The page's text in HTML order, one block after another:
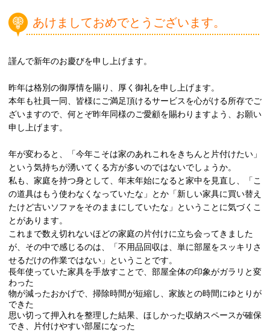
あけましておめでとうございます。
謹んで新年のお慶びを申し上げます。
昨年は格別の御厚情を賜り、厚く御礼を申し上げます。
本年も社員一同、皆様にご満足頂けるサービスを心がける所存でご
ざいますので、何とぞ昨年同様のご愛顧を賜わりますよう、お願い
申し上げます。
年が変わると、「今年こそは家のあれこれをきちんと片付けたい」
という気持ちが湧いてくる方が多いのではないでしょうか。
私も、家庭を持つ身として、年末年始になると家中を見直し、「こ
の道具はもう使わなくなっていたな」とか「新しい家具に買い替え
たけど古いソファをそのままにしていたな」ということに気づくこ
とがあります。
これまで数え切れないほどの家庭の片付けに立ち会ってきました
が、その中で感じるのは、「不用品回収は、単に部屋をスッキリさ
せるだけの作業ではない」ということです。
長年使っていた家具を手放すことで、部屋全体の印象がガラリと変
わった
物が減ったおかげで、掃除時間が短縮し、家族との時間にゆとりが
できた
思い切って押入れを整理した結果、ほしかった収納スペースが確保
でき、片付けやすい部屋になった